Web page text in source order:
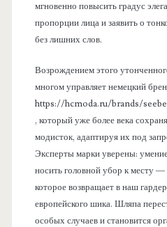
мгновенно повысить градус
пропорции лица и заявить о
без лишних слов.
Возрождением этого
многом управляет немецкий
https://hcmoda.ru/brands/
, который уже более века
модисток, адаптируя их под
Эксперты марки уверены:
носить головной убор к месту —
которое возвращает в наш
европейского шика. Шляпа
особых случаев и становится